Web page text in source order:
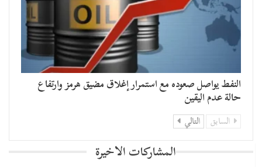
النفط يواصل صعوده مع استمرار إغلاق مضيق هرمز وارتفاع
حالة عدم اليقين
السابق التالي
المشاركات الاخيرة